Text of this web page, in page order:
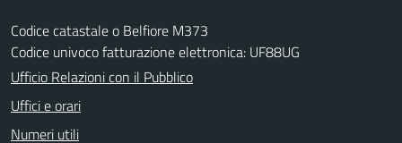
Codice catastale o Belfiore M373
Codice univoco fatturazione elettronica: UF88UG
Ufficio Relazioni con il Pubblico
Uffici e orari
Numeri utili